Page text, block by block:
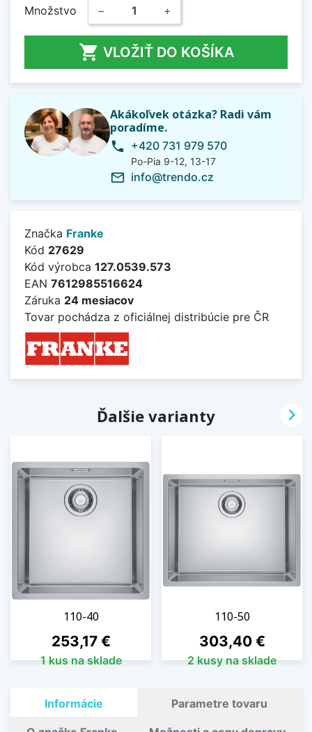
Množstvo − +
 VLOŽIŤ DO KOŠÍKA
Akákoľvek otázka? Radi vám
poradíme.
phone +420 731 979 570
Po-Pia 9-12, 13-17
mail_outline info@trendo.cz
Značka Franke
Kód 27629
Kód výrobca 127.0539.573
EAN 7612985516624
Záruka 24 mesiacov
Tovar pochádza z oficiálnej distribúcie pre ČR
Ďalšie varianty
110-40
Cena
253,17 €
1 kus na sklade
110-50
Cena
303,40 €
2 kusy na sklade

Informácie Parametre tovaru